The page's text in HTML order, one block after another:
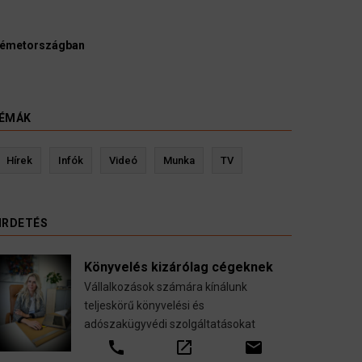
Ügyvédek, bírák és ügyészek szerint a német
Kevin Ressler biztosítási szakértő
Hírek Infók Videó Munka TV
Könyvelés kizárólag cégeknek
Vállalkozások számára kínálunk
teljeskörű könyvelési és
adószakügyvédi szolgáltatásokat
call open_in_new email